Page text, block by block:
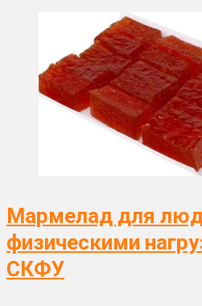
Мармелад для
физическими
СКФУ